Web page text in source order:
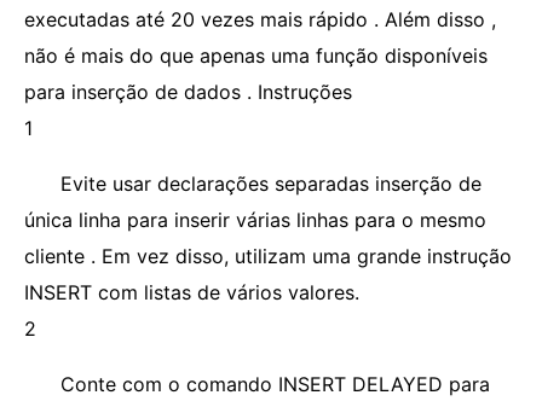
executadas até 20 vezes mais rápido . Além disso ,
não é mais do que apenas uma função disponíveis
para inserção de dados . Instruções
1
Evite usar declarações separadas inserção de
única linha para inserir várias linhas para o mesmo
cliente . Em vez disso, utilizam uma grande instrução
INSERT com listas de vários valores.
2
Conte com o comando INSERT DELAYED para